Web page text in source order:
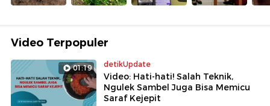
Video Terpopuler
01:19 detikUpdate
Video: Hati-hati! Salah Teknik,
Ngulek Sambel Juga Bisa Memicu
Saraf Kejepit